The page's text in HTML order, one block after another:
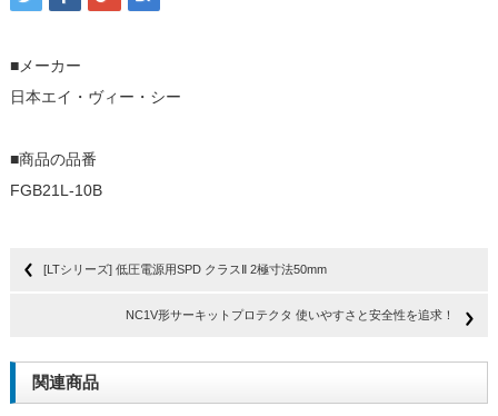
■メーカー
日本エイ・ヴィー・シー
■商品の品番
FGB21L-10B
[LTシリーズ] 低圧電源用SPD クラスⅡ 2極寸法50mm
NC1V形サーキットプロテクタ 使いやすさと安全性を追求！
関連商品